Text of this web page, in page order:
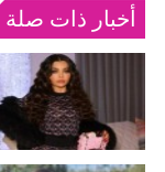
أخبار ذات صلة